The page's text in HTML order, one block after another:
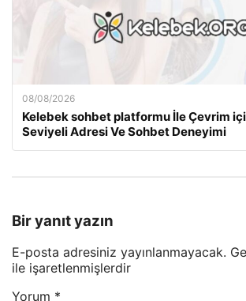
08/08/2026
Kelebek sohbet platformu İle Çevrim
Seviyeli Adresi Ve Sohbet Deneyimi
Bir yanıt yazın
E-posta adresiniz yayınlanmayacak.
ile işaretlenmişlerdir
Yorum *